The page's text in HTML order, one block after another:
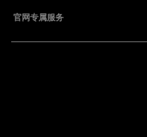
官网专属服务